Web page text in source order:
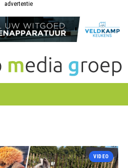
advertentie
VIDEO